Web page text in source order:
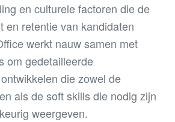
en culturele factoren die de
en retentie van kandidaten
werkt nauw samen met
om gedetailleerde
die zowel de
als de soft skills die nodig zijn
weergeven.